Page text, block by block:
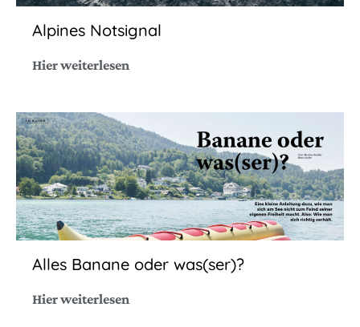
Alpines Notsignal
Hier weiterlesen
Alles Banane oder was(ser)?
Hier weiterlesen